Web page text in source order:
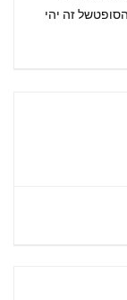
זה יהי